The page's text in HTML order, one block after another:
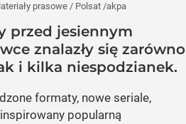
prasowe / Polsat /akpa
przed jesiennym
znalazły się zarówno
i kilka niespodzianek.
formaty, nowe seriale,
popularną